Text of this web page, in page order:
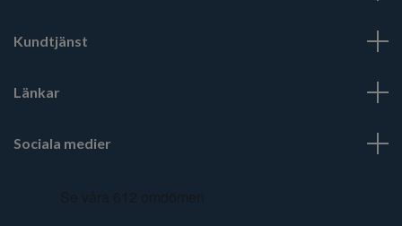
Kundtjänst
Länkar
Sociala medier